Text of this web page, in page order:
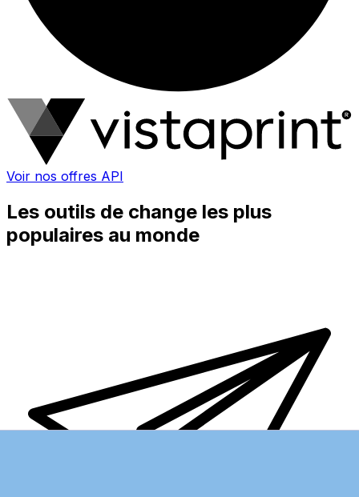
Voir nos offres API
Les outils de change les plus
populaires au monde